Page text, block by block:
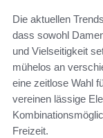
Die aktuellen
dass sowohl
und Vielseitigkeit
mühelos an
eine zeitlose Wahl
vereinen lässige
Freizeit.